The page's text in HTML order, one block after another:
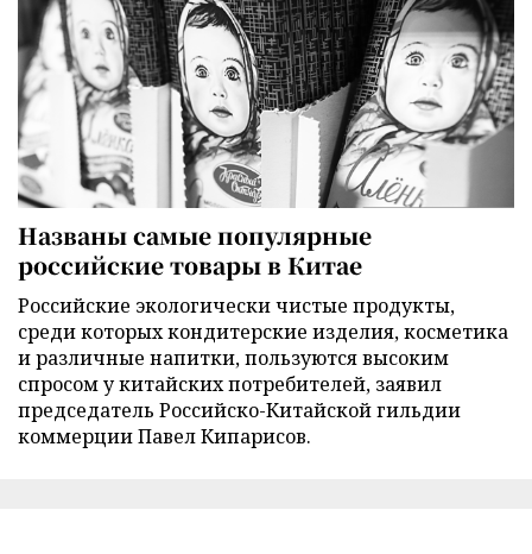
Названы самые популярные
российские товары в Китае
Российские экологически чистые продукты,
среди которых кондитерские изделия, косметика
и различные напитки, пользуются высоким
спросом у китайских потребителей, заявил
председатель Российско-Китайской гильдии
коммерции Павел Кипарисов.